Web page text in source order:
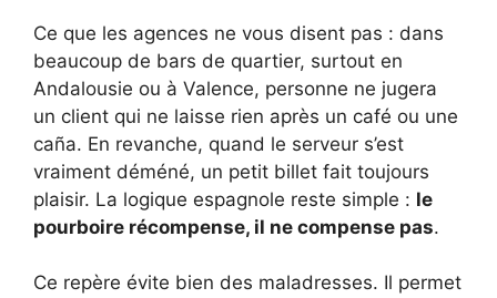
Ce que les agences ne vous disent pas : dans
beaucoup de bars de quartier, surtout en
Andalousie ou à Valence, personne ne jugera
un client qui ne laisse rien après un café ou une
caña. En revanche, quand le serveur s’est
vraiment déméné, un petit billet fait toujours
plaisir. La logique espagnole reste simple : le
pourboire récompense, il ne compense pas.
Ce repère évite bien des maladresses. Il permet